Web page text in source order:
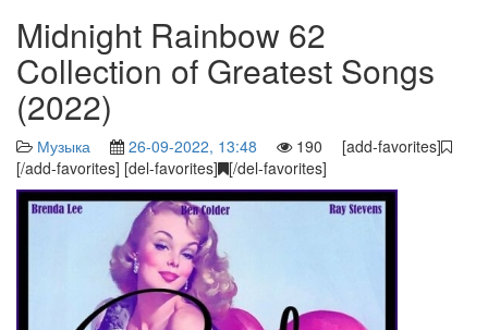
Midnight Rainbow 62
Collection of Greatest Songs
(2022)
Музыка 26-09-2022, 13:48
190 [add-favorites]
[/add-favorites] [del-favorites] [/del-favorites]